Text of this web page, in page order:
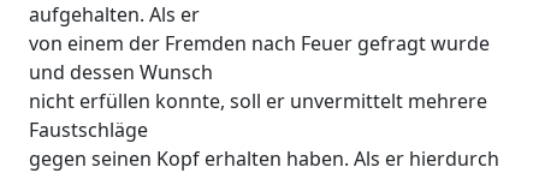
aufgehalten. Als er
von einem der Fremden nach Feuer gefragt wurde
und dessen Wunsch
nicht erfüllen konnte, soll er unvermittelt mehrere
Faustschläge
gegen seinen Kopf erhalten haben. Als er hierdurch